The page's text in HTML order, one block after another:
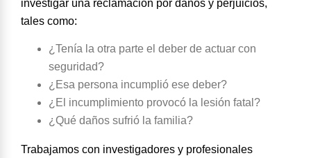
investigar una reclamación por daños y perjuicios,
tales como:
¿Tenía la otra parte el deber de actuar con
seguridad?
¿Esa persona incumplió ese deber?
¿El incumplimiento provocó la lesión fatal?
¿Qué daños sufrió la familia?
Trabajamos con investigadores y profesionales